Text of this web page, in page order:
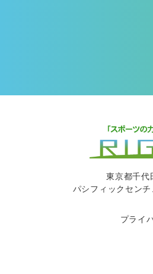
東京都千代
パシフィックセン
プライ